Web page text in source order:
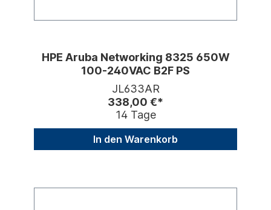
HPE Aruba Networking 8325 650W
100-240VAC B2F PS
JL633AR
338,00 €*
14 Tage
In den Warenkorb